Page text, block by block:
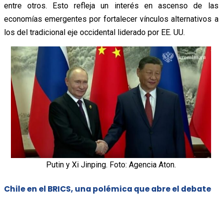
entre otros. Esto refleja un interés en ascenso de las
economías emergentes por fortalecer vínculos alternativos a
los del tradicional eje occidental liderado por EE. UU.
Putin y Xi Jinping. Foto: Agencia Aton.
Chile en el BRICS, una polémica que abre el debate